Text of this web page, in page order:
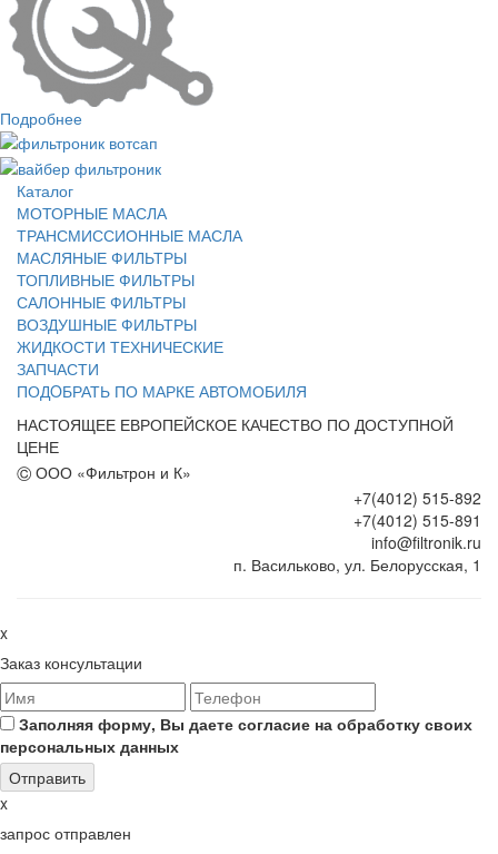
Подробнее
Каталог
МОТОРНЫЕ МАСЛА
ТРАНСМИССИОННЫЕ МАСЛА
МАСЛЯНЫЕ ФИЛЬТРЫ
ТОПЛИВНЫЕ ФИЛЬТРЫ
САЛОННЫЕ ФИЛЬТРЫ
ВОЗДУШНЫЕ ФИЛЬТРЫ
ЖИДКОСТИ ТЕХНИЧЕСКИЕ
ЗАПЧАСТИ
ПОДOБРАТЬ ПО МАРКЕ АВТОМОБИЛЯ
НАСТОЯЩЕЕ ЕВРОПЕЙСКОЕ КАЧЕСТВО ПО ДОСТУПНОЙ
ЦЕНЕ
© ООО «Фильтрон и К»
+7(4012) 515-892
+7(4012) 515-891
info@filtronik.ru
п. Васильково, ул. Белорусская, 1
x
Заказ консультации
Заполняя форму, Вы даете согласие на обработку своих
персональных данных
x
запрос отправлен